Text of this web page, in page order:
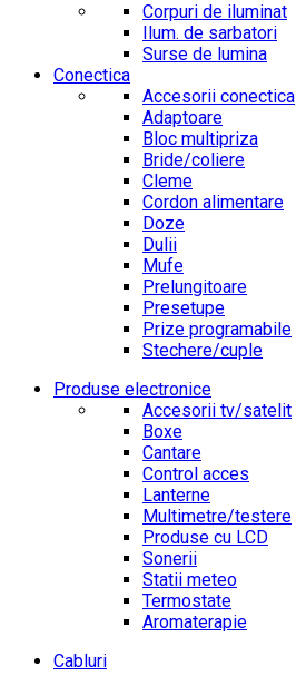
Corpuri de iluminat
Ilum. de sarbatori
Surse de lumina
Conectica
Accesorii conectica
Adaptoare
Bloc multipriza
Bride/coliere
Cleme
Cordon alimentare
Doze
Dulii
Mufe
Prelungitoare
Presetupe
Prize programabile
Stechere/cuple
Produse electronice
Accesorii tv/satelit
Boxe
Cantare
Control acces
Lanterne
Multimetre/testere
Produse cu LCD
Sonerii
Statii meteo
Termostate
Aromaterapie
Cabluri